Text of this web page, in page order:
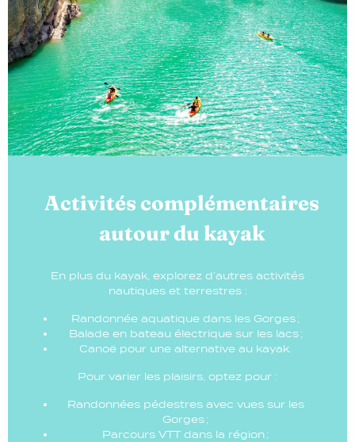
Activités complémentaires
autour du kayak
En plus du kayak, explorez d’autres activités
nautiques et terrestres :
Randonnée aquatique dans les Gorges ;
Balade en bateau électrique sur les lacs ;
Canoë pour une alternative au kayak.
Pour varier les plaisirs, optez pour :
Randonnées pédestres avec vues sur les
Gorges ;
Parcours VTT dans la région ;